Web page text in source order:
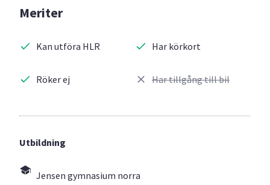
Meriter
Kan utföra HLR
Röker ej
Har körkort
Har tillgång till bil
Utbildning
Jensen gymnasium norra